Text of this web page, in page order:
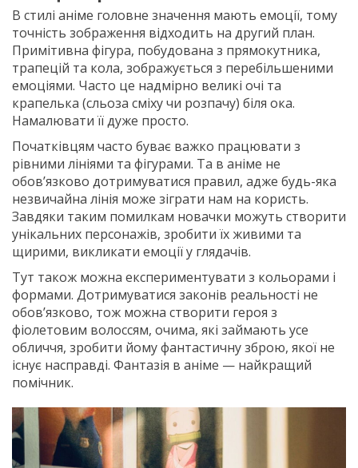
В стилі аніме головне значення мають емоції, тому
точність зображення відходить на другий план.
Примітивна фігура, побудована з прямокутника,
трапецій та кола, зображується з перебільшеними
емоціями. Часто це надмірно великі очі та
крапелька (сльоза сміху чи розпачу) біля ока.
Намалювати її дуже просто.
Початківцям часто буває важко працювати з
рівними лініями та фігурами. Та в аніме не
обов’язково дотримуватися правил, адже будь-яка
незвичайна лінія може зіграти нам на користь.
Завдяки таким помилкам новачки можуть створити
унікальних персонажів, зробити їх живими та
щирими, викликати емоції у глядачів.
Тут також можна експериментувати з кольорами і
формами. Дотримуватися законів реальності не
обов’язково, тож можна створити героя з
фіолетовим волоссям, очима, які займають усе
обличчя, зробити йому фантастичну зброю, якої не
існує насправді. Фантазія в аніме — найкращий
помічник.